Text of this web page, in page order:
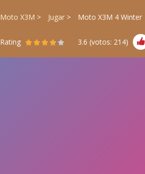
Moto X3M Jugar Moto X3M 4 Winter
Rating 3.6 (votos: 214)